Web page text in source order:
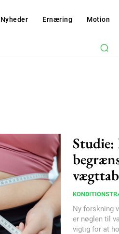
Nyheder Ernæring Motion
vægttab
Ny forskning
er nøglen til
vigtig for at